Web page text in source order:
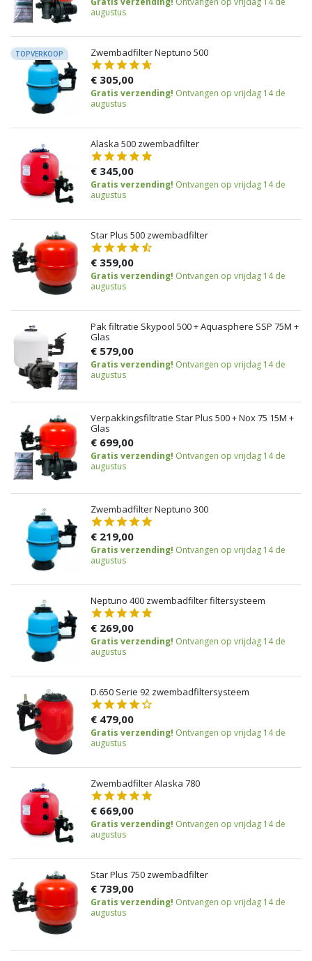
augustus
TOPVERKOOP Zwembadfilter Neptuno 500
€ 305,00
Gratis verzending! Ontvangen op vrijdag 14 de
augustus
Alaska 500 zwembadfilter
€ 345,00
Gratis verzending! Ontvangen op vrijdag 14 de
augustus
Star Plus 500 zwembadfilter
€ 359,00
Gratis verzending! Ontvangen op vrijdag 14 de
augustus
Pak filtratie Skypool 500 + Aquasphere SSP 75M +
Glas
€ 579,00
Gratis verzending! Ontvangen op vrijdag 14 de
augustus
Verpakkingsfiltratie Star Plus 500 + Nox 75 15M +
Glas
€ 699,00
Gratis verzending! Ontvangen op vrijdag 14 de
augustus
Zwembadfilter Neptuno 300
€ 219,00
Gratis verzending! Ontvangen op vrijdag 14 de
augustus
Neptuno 400 zwembadfilter filtersysteem
€ 269,00
Gratis verzending! Ontvangen op vrijdag 14 de
augustus
D.650 Serie 92 zwembadfiltersysteem
€ 479,00
Gratis verzending! Ontvangen op vrijdag 14 de
augustus
Zwembadfilter Alaska 780
€ 669,00
Gratis verzending! Ontvangen op vrijdag 14 de
augustus
Star Plus 750 zwembadfilter
€ 739,00
Gratis verzending! Ontvangen op vrijdag 14 de
augustus